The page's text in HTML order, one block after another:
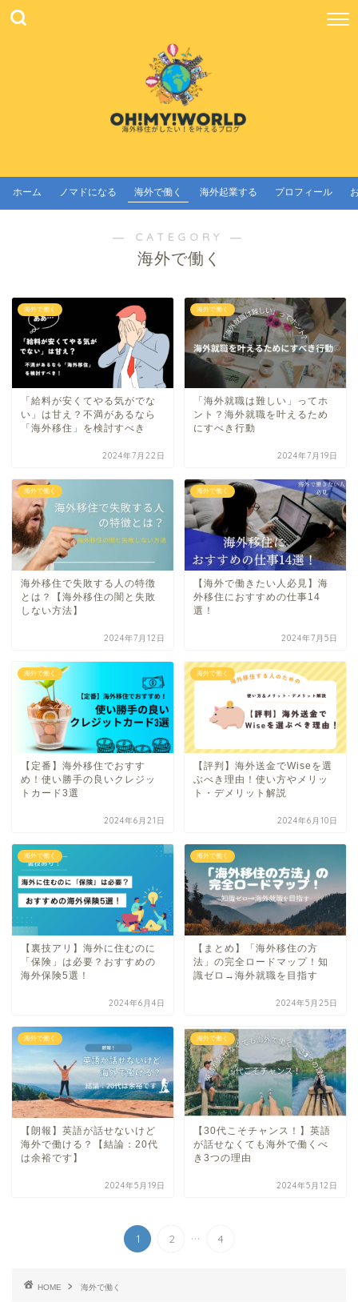
ホーム ノマドになる 海外で働く 海外起業する プロフィール
― CATEGORY ―
海外で働く
海外で働く
「給料が安くてやる気がでな
い」は甘え？不満があるなら
「海外移住」を検討すべき
2024年7月22日
海外で働く
「海外就職は難しい」ってホ
ント？海外就職を叶えるため
にすべき行動
2024年7月19日
海外で働く
海外移住で失敗する人の特徴
とは？【海外移住の闇と失敗
しない方法】
2024年7月12日
海外で働く
【海外で働きたい人必見】海
外移住におすすめの仕事14
選！
2024年7月5日
海外で働く
【定番】海外移住でおすす
め！使い勝手の良いクレジッ
トカード3選
2024年6月21日
海外で働く
【評判】海外送金でWiseを選
ぶべき理由！使い方やメリッ
ト・デメリット解説
2024年6月10日
海外で働く
【裏技アリ】海外に住むのに
「保険」は必要？おすすめの
海外保険5選！
2024年6月4日
海外で働く
【まとめ】「海外移住の方
法」の完全ロードマップ！知
識ゼロ→海外就職を目指す
2024年5月25日
海外で働く
【朗報】英語が話せないけど
海外で働ける？【結論：20代
は余裕です】
2024年5月19日
海外で働く
【30代こそチャンス！】英語
が話せなくても海外で働くべ
き3つの理由
2024年5月12日
1 2 ... 4
HOME 海外で働く